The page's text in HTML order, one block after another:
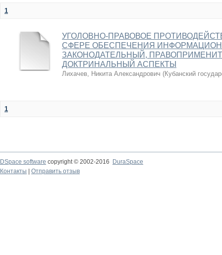
1
УГОЛОВНО-ПРАВОВОЕ
СФЕРЕ ОБЕСПЕЧЕНИЯ
ЗАКОНОДАТЕЛЬНЫЙ,
ДОКТРИНАЛЬНЫЙ АСПЕКТЫ
Лихачев, Никита Александрович (Кубанский
1
DSpace software copyright © 2002-2016
DuraSpace
Контакты
Отправить отзыв